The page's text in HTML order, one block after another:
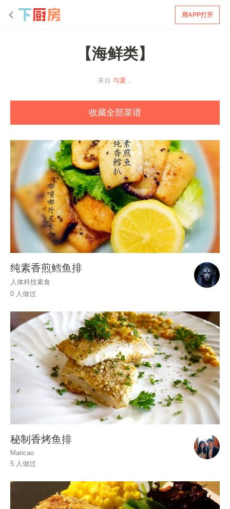
用APP打开
【海鲜类】
来自 与夏，
收藏全部菜谱
纯素香煎鳕鱼排
人体科技素食
0 人做过
秘制香烤鱼排
Maricao
5 人做过